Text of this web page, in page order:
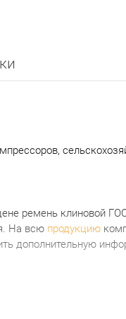
ремень клиновой
На всю продукцию
дополнительную